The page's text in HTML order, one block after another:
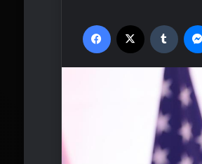
Facebook